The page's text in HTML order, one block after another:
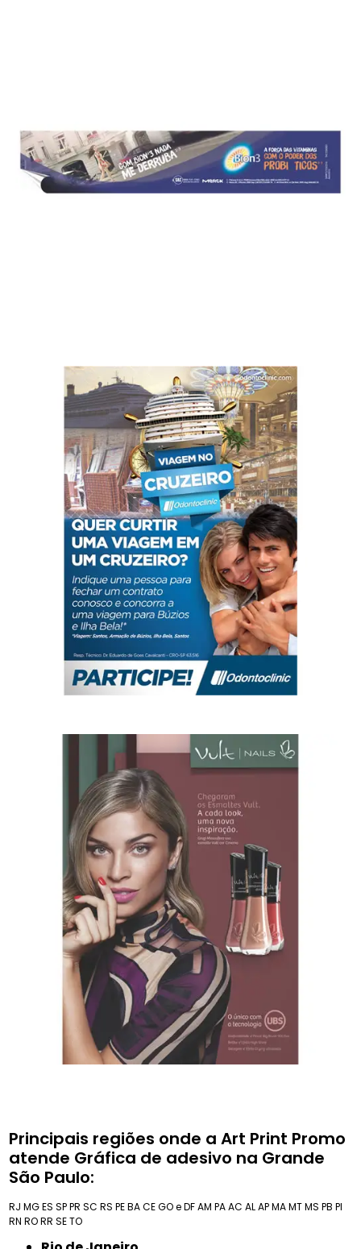
Principais regiões onde a Art Print Promo
atende Gráfica de adesivo na Grande
São Paulo:
RJ MGES SPPR SC RS PEBACEGO e DFAM PAAC ALAPMAMTMS PB PI
RN RORR SETO